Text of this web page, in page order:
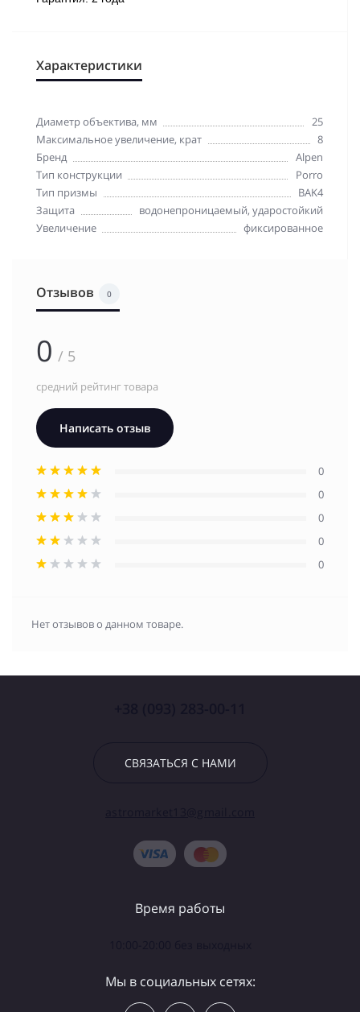
Характеристики
Диаметр объектива, мм
25
Максимальное увеличение, крат
8
Бренд
Alpen
Тип конструкции
Porro
Тип призмы
BAK4
Защита
водонепроницаемый, ударостойкий
Увеличение
фиксированное
Отзывов 0
0 / 5
средний рейтинг товара
Написать отзыв
0
0
0
0
0
Нет отзывов о данном товаре.
СВЯЗАТЬСЯ С НАМИ
Время работы
Мы в социальных сетях: